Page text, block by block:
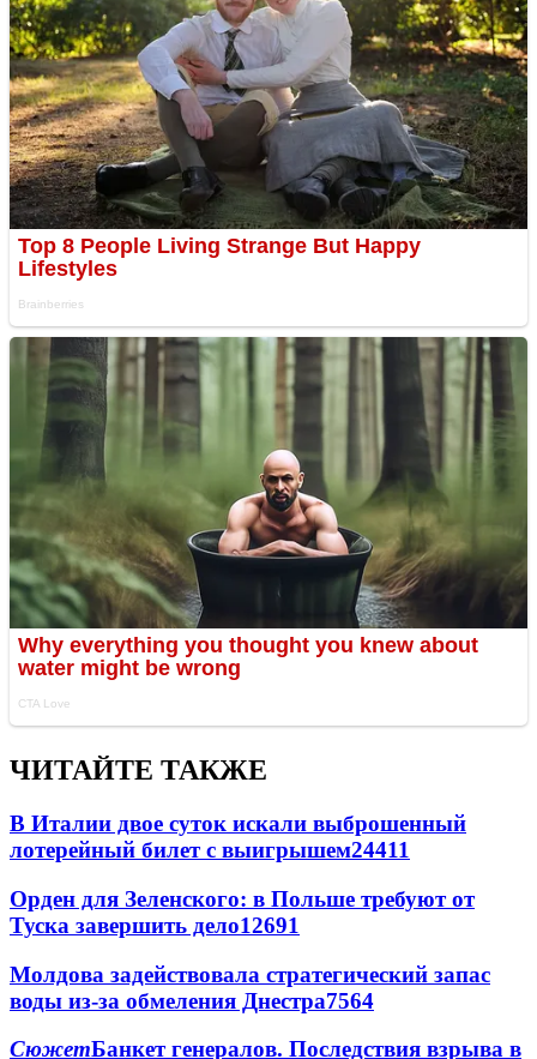
ЧИТАЙТЕ ТАКЖЕ
В Италии двое суток искали выброшенный
лотерейный билет с выигрышем24411
Орден для Зеленского: в Польше требуют от
Туска завершить дело12691
Молдова задействовала стратегический запас
воды из-за обмеления Днестра7564
СюжетБанкет генералов. Последствия взрыва в